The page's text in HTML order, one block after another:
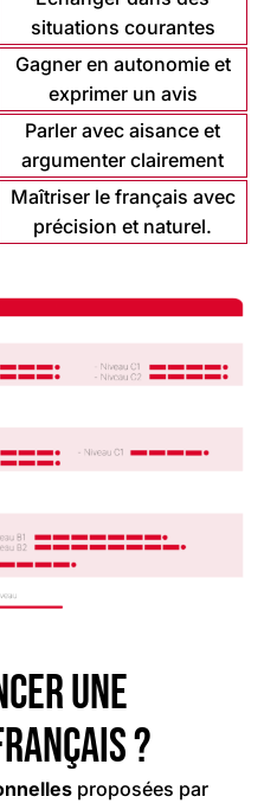
situations courantes
Gagner en autonomie et
exprimer un avis
Parler avec aisance et
argumenter clairement
Maîtriser le français avec
précision et naturel.
une
?
proposées par